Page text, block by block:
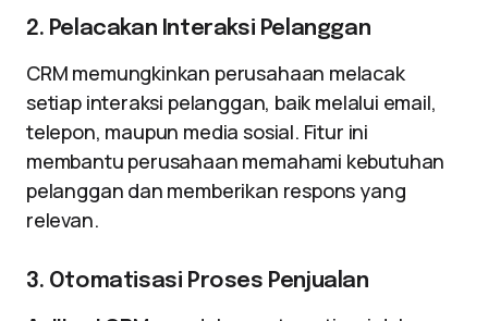
2. Pelacakan Interaksi Pelanggan
CRM memungkinkan perusahaan melacak
setiap interaksi pelanggan, baik melalui email,
telepon, maupun media sosial. Fitur ini
membantu perusahaan memahami kebutuhan
pelanggan dan memberikan respons yang
relevan.
3. Otomatisasi Proses Penjualan